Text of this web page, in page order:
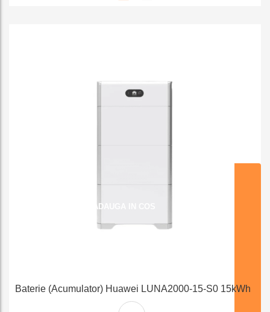
Baterie (acumulator) Huawei LUNA2000-15-S0 15kWh
ADAUGA IN COS